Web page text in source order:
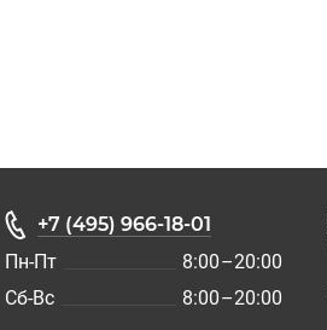
+7 (495) 966-18-01
Пн-Пт
8:00–20:00
Сб-Вс
8:00–20:00